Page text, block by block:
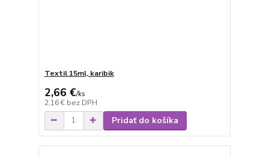
Textil 15ml, karibik
2,66 €/ks
2,16 € bez DPH
Pridať do košíka